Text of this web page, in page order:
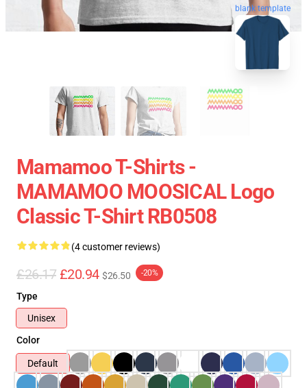
blank template
Mamamoo T-Shirts -
MAMAMOO MOOSICAL Logo
Classic T-Shirt RB0508
(4 customer reviews)
£26.17 £20.94 $26.50 -20%
Type
Unisex
Color
Default